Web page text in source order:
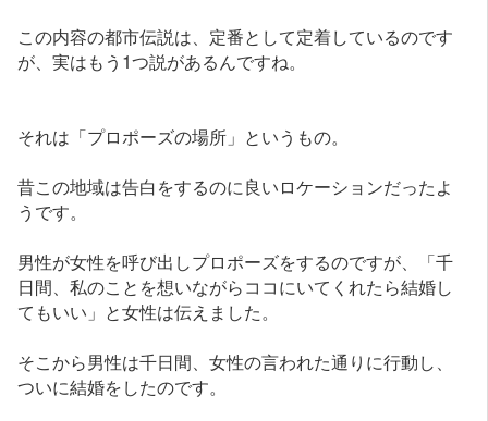
この内容の都市伝説は、定番として定着しているのです
が、実はもう1つ説があるんですね。
それは「プロポーズの場所」というもの。
昔この地域は告白をするのに良いロケーションだったよ
うです。
男性が女性を呼び出しプロポーズをするのですが、「千
日間、私のことを想いながらココにいてくれたら結婚し
てもいい」と女性は伝えました。
そこから男性は千日間、女性の言われた通りに行動し、
ついに結婚をしたのです。